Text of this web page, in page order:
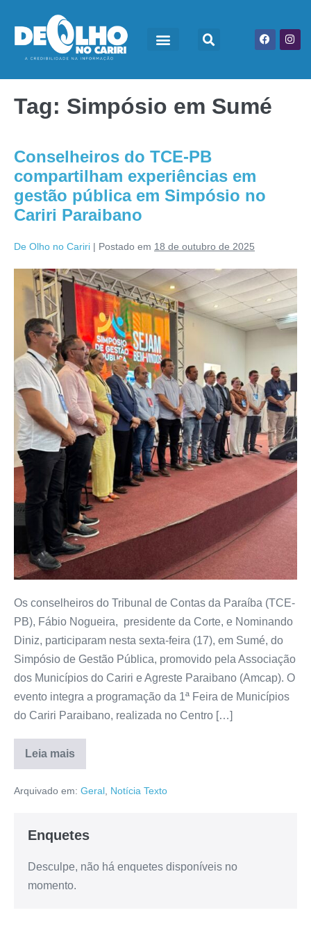
Tag: Simpósio em Sumé
Conselheiros do TCE-PB
compartilham experiências em
gestão pública em Simpósio no
Cariri Paraibano
De Olho no Cariri | Postado em 18 de outubro de 2025
Os conselheiros do Tribunal de Contas da Paraíba (TCE-
PB), Fábio Nogueira, presidente da Corte, e Nominando
Diniz, participaram nesta sexta-feira (17), em Sumé, do
Simpósio de Gestão Pública, promovido pela Associação
dos Municípios do Cariri e Agreste Paraibano (Amcap). O
evento integra a programação da 1ª Feira de Municípios
do Cariri Paraibano, realizada no Centro […]
Leia mais
Arquivado em: Geral, Notícia Texto
Enquetes
Desculpe, não há enquetes disponíveis no
momento.